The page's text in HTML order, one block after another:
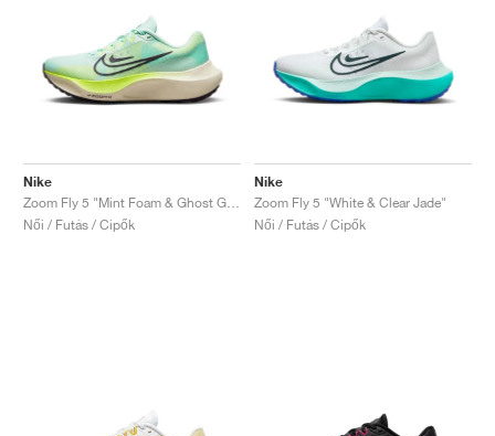
Nike
Női / Futás / Cipők
Nike
Zoom Fly 5 "White & Clear Jade"
Női / Futás / Cipők